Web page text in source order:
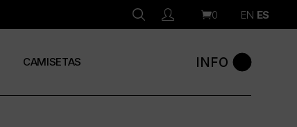
0 EN ES
CAMISETAS INFO